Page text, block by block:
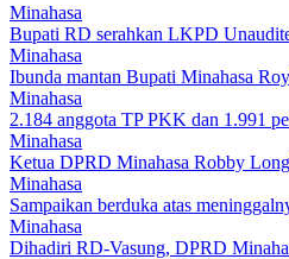
Minahasa
Bupati RD serahkan LKPD
Minahasa
Ibunda mantan Bupati Minahasa
Minahasa
2.184 anggota TP PKK dan 1.991
Minahasa
Ketua DPRD Minahasa Robby
Minahasa
Sampaikan berduka atas
Minahasa
Dihadiri RD-Vasung, DPRD